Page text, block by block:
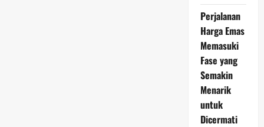
Perjalanan
Harga Emas
Memasuki
Fase yang
Semakin
Menarik
untuk
Dicermati